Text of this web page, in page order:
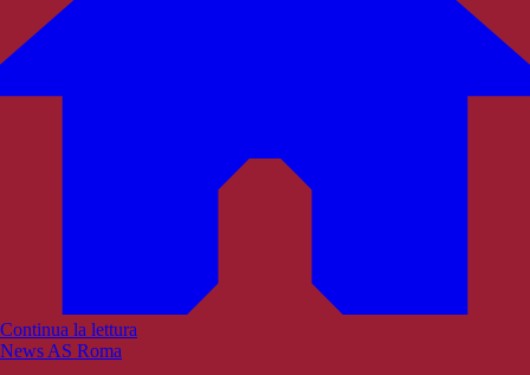
Continua la lettura
News AS Roma